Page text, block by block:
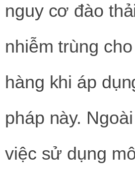
nguy cơ đào
nhiễm trùng
hàng khi áp
pháp này.
việc sử dụng